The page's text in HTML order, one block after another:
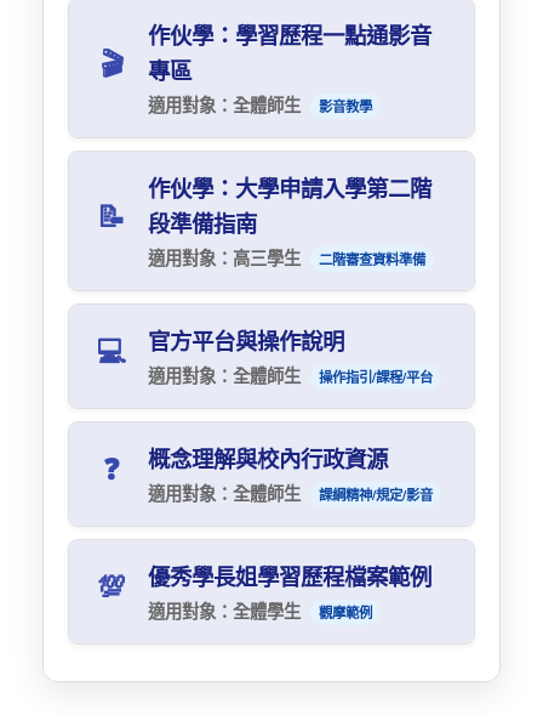
這本手冊彙整了歷年審議會議與大學審查焦點座
談的寶貴經驗，旨在提供建議方向，鼓勵發揮創
意，創作出獨一無二的作品。
詳細介紹「六大指引」，幫助你：
掌握如何有效展現素養能力
撰寫作品摘要
交代作品脈絡
呈現重點
資源連結：
請點選連結下載手冊（收錄豐富的學生作品範
例）：📄 下載手冊
🎬
作伙學：學習歷程一點通影音
專區
適用對象：全體師生 影音教學
此播放清單收錄了學習歷程檔案相關的精選教學
影片，幫助你快速掌握關鍵技巧。
點擊影片右上方
的按鈕可查看所有相關影
📝
作伙學：大學申請入學第二階
段準備指南
適用對象：高三學生 二階審查資料準備
本手冊彙整了 112 年作伙學團隊舉辦的焦點座
談會、審議討論會的所有成果。
備，特別是審查資料中「學習歷程自述
（OPQ）」與「多元表現綜整心得（Ｎ）」的
撰寫方式。
資源連結：
請點選連結下載手冊：📖 下載指南
💻 官方平台與操作說明
適用對象：全體師生 操作指引/課程/平台
臺北市數位學習教育中心：30分鐘學會學習
歷程自述和多元綜整心得
🔗 課程連結
臺北市學習歷程檔案平台：各項操作說明下
載
🔗 說明文件下載
國教署108課綱資訊網：高中學生學習歷程檔
❓ 概念理解與校內行政資源
適用對象：全體師生 課綱精神/規定/影音
核心概念
什麼是學習歷程檔案
❓ 國教署說明
💯 優秀學長姐學習歷程檔案範例
適用對象：全體學生 觀摩範例